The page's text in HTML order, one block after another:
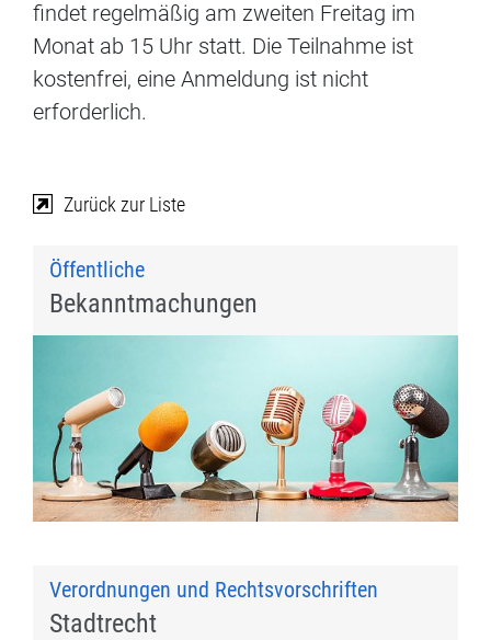
findet regelmäßig am zweiten Freitag im
Monat ab 15 Uhr statt. Die Teilnahme ist
kostenfrei, eine Anmeldung ist nicht
erforderlich.
Zurück zur Liste
Öffentliche
Bekanntmachungen
Verordnungen und Rechtsvorschriften
Stadtrecht